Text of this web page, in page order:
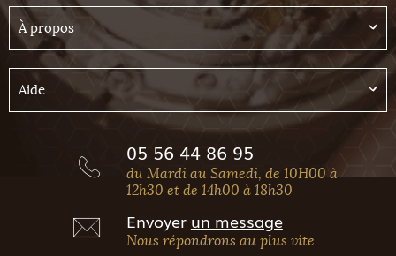
À propos
Aide
05 56 44 86 95
du Mardi au Samedi, de 10H00 à
12h30 et de 14h00 à 18h30
Envoyer un message
Nous répondrons au plus vite